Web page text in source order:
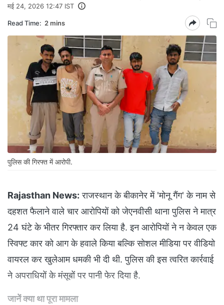
मई 24, 2026 12:47 IST
Read Time: 2 mins
पुलिस की गिरफ्त में आरोपी.
Rajasthan News: राजस्थान के बीकानेर में 'मोनू गैंग' के नाम से
दहशत फैलाने वाले चार आरोपियों को जेएनवीसी थाना पुलिस ने मात्र
24 घंटे के भीतर गिरफ्तार कर लिया है. इन आरोपियों ने न केवल एक
स्विफ्ट कार को आग के हवाले किया बल्कि सोशल मीडिया पर वीडियो
वायरल कर खुलेआम धमकी भी दी थी. पुलिस की इस त्वरित कार्रवाई
ने अपराधियों के मंसूबों पर पानी फेर दिया है.
जानें क्या था पूरा मामला